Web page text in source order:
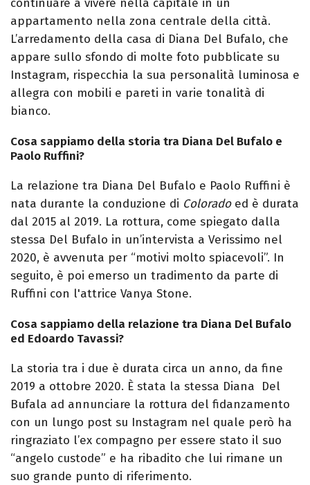
continuare a vivere nella capitale in un
appartamento nella zona centrale della città.
L’arredamento della casa di Diana Del Bufalo, che
appare sullo sfondo di molte foto pubblicate su
Instagram, rispecchia la sua personalità luminosa e
allegra con mobili e pareti in varie tonalità di
bianco.
Cosa sappiamo della storia tra Diana Del Bufalo e
Paolo Ruffini?
La relazione tra Diana Del Bufalo e Paolo Ruffini è
nata durante la conduzione di Coloradoed è durata
dal 2015 al 2019. La rottura, come spiegato dalla
stessa Del Bufalo in un’intervista a Verissimo nel
2020, è avvenuta per “motivi molto spiacevoli”. In
seguito, è poi emerso un tradimento da parte di
Ruffini con l'attrice Vanya Stone.
Cosa sappiamo della relazione tra Diana Del Bufalo
ed Edoardo Tavassi?
La storia tra i due è durata circa un anno, da fine
2019 a ottobre 2020. È stata la stessa Diana Del
Bufala ad annunciare la rottura del fidanzamento
con un lungo post su Instagram nel quale però ha
ringraziato l’ex compagno per essere stato il suo
“angelo custode” e ha ribadito che lui rimane un
suo grande punto di riferimento.